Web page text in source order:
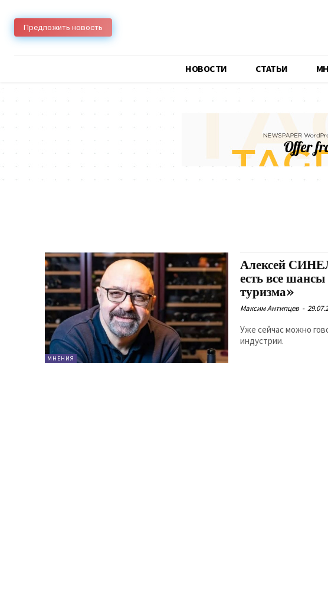
Предложить новость
НОВОСТИ CТАТЬИ
МНЕНИЯ
Алексей
есть все
туризма»
Максим Антипцев -
Уже сейчас можно
индустрии.